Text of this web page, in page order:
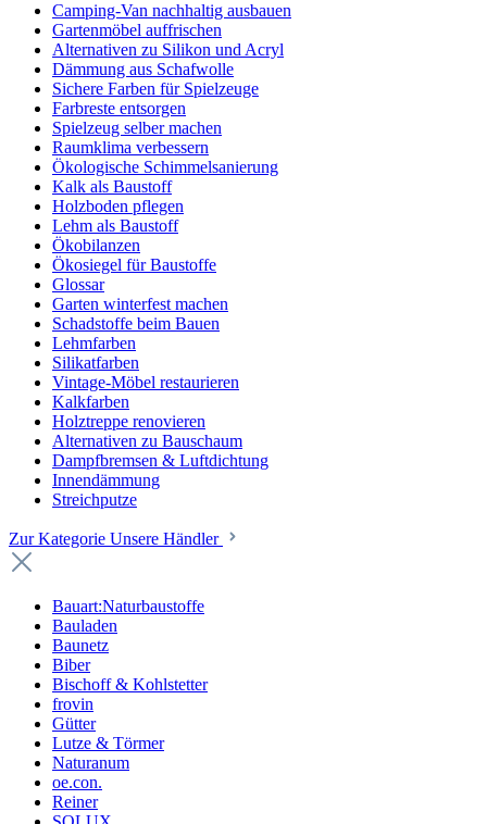
Camping-Van nachhaltig ausbauen
Gartenmöbel auffrischen
Alternativen zu Silikon und Acryl
Dämmung aus Schafwolle
Sichere Farben für Spielzeuge
Farbreste entsorgen
Spielzeug selber machen
Raumklima verbessern
Ökologische Schimmelsanierung
Kalk als Baustoff
Holzboden pflegen
Lehm als Baustoff
Ökobilanzen
Ökosiegel für Baustoffe
Glossar
Garten winterfest machen
Schadstoffe beim Bauen
Lehmfarben
Silikatfarben
Vintage-Möbel restaurieren
Kalkfarben
Holztreppe renovieren
Alternativen zu Bauschaum
Dampfbremsen & Luftdichtung
Innendämmung
Streichputze
Zur Kategorie Unsere Händler
Bauart:Naturbaustoffe
Bauladen
Baunetz
Biber
Bischoff & Kohlstetter
frovin
Gütter
Lutze & Törmer
Naturanum
oe.con.
Reiner